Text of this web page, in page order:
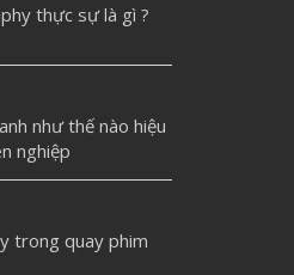
thực sự là gì ?
như thế nào hiệu
nghiệp
trong quay phim